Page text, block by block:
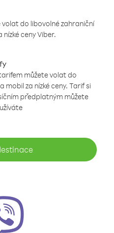
do libovolné zahraniční
ceny Viber.
můžete volat do
mobil za nízké ceny. Tarif si
předplatným můžete